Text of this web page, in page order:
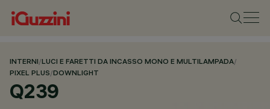
INTERNI/LUCI E FARETTI DA INCASSO MONO E MULTILAMPADA/
PIXEL PLUS/DOWNLIGHT
Q239